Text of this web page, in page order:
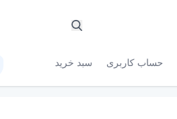
حساب کاربری سبد خرید